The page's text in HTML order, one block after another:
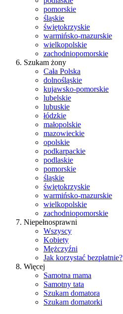
pomorskie
śląskie
świętokrzyskie
warmińsko-mazurskie
wielkopolskie
zachodniopomorskie
Szukam żony
Cała Polska
dolnośląskie
kujawsko-pomorskie
lubelskie
lubuskie
łódzkie
małopolskie
mazowieckie
opolskie
podkarpackie
podlaskie
pomorskie
śląskie
świętokrzyskie
warmińsko-mazurskie
wielkopolskie
zachodniopomorskie
Niepełnosprawni
Wszyscy
Kobiety
Mężczyźni
Jak korzystać bezpłatnie?
Więcej
Samotna mama
Samotny tata
Szukam domatora
Szukam domatorki